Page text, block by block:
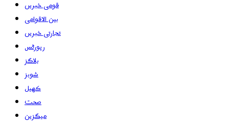
قومی خبریں
بین الاقوامی
تجارتی خبریں
رپورٹس
بلاگز
شوبز
کھیل
صحت
میگزین